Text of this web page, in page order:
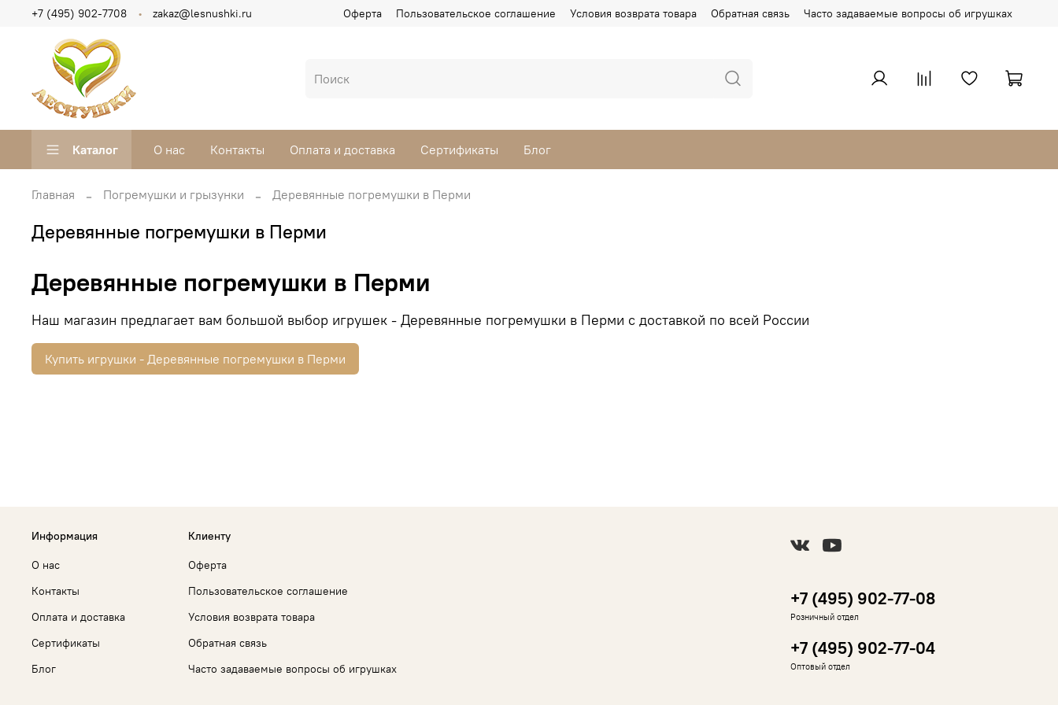
Оферта Пользовательское соглашение Условия возврата товара Обратная связь Часто задаваемые вопросы об игрушках
+7 (495) 902-7708 zakaz@lesnushki.ru
Каталог О нас Контакты Оплата и доставка Сертификаты Блог
Главная Погремушки и грызунки Деревянные погремушки в Перми
Деревянные погремушки в Перми
Деревянные погремушки в Перми
Наш магазин предлагает вам большой выбор игрушек - Деревянные погремушки в Перми с доставкой по всей России
Купить игрушки - Деревянные погремушки в Перми
Информация
О нас
Контакты
Оплата и доставка
Сертификаты
Блог
Клиенту
Оферта
Пользовательское соглашение
Условия возврата товара
Обратная связь
Часто задаваемые вопросы об игрушках
+7 (495) 902-77-08
Розничный отдел
+7 (495) 902-77-04
Оптовый отдел